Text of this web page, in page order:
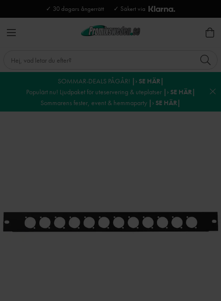
✓ 30 dagars ångerrätt ✓ Säkert via
SOMMAR-DEALS PÅGÅR! |› SE HÄR|
Populärt nu! Ljudpaket för uteservering & uteplatser |› SE HÄR|
Sommarens fester, event & hemmaparty |› SE HÄR|